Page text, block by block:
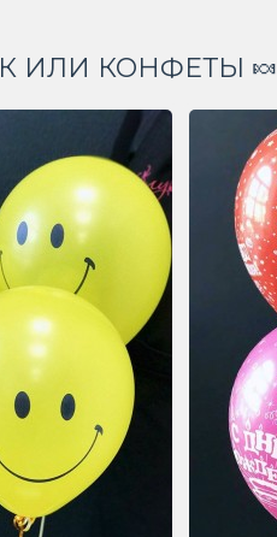
ИЛИ КОНФЕТЫ 🍬